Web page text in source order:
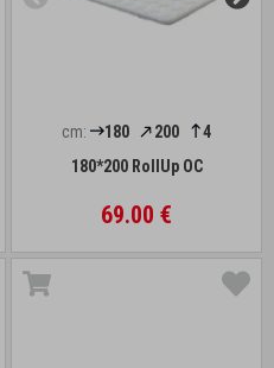
cm: 180 200
4
180*200 RollUp OC
69.00 €